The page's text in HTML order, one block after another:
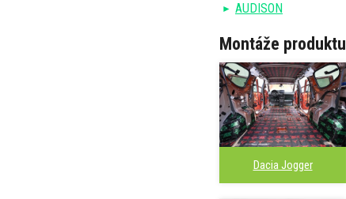
AUDISON
Montáže produktu
Dacia Jogger